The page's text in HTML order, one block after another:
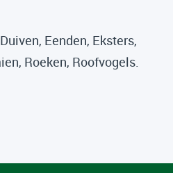
Eenden, Eksters,
Roeken, Roofvogels.